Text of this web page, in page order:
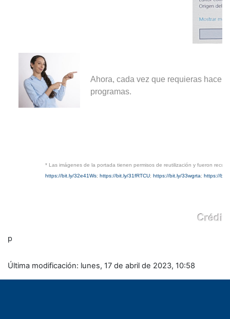
Ahora, cada vez que requieras hacer
programas.
* Las imágenes de la portada tienen permisos de reutilización y fueron
https://bit.ly/32e41Ws; https://bit.ly/31fRTCU; https://bit.ly/33wgrta; https://
p
Última modificación: lunes, 17 de abril de 2023, 10:58